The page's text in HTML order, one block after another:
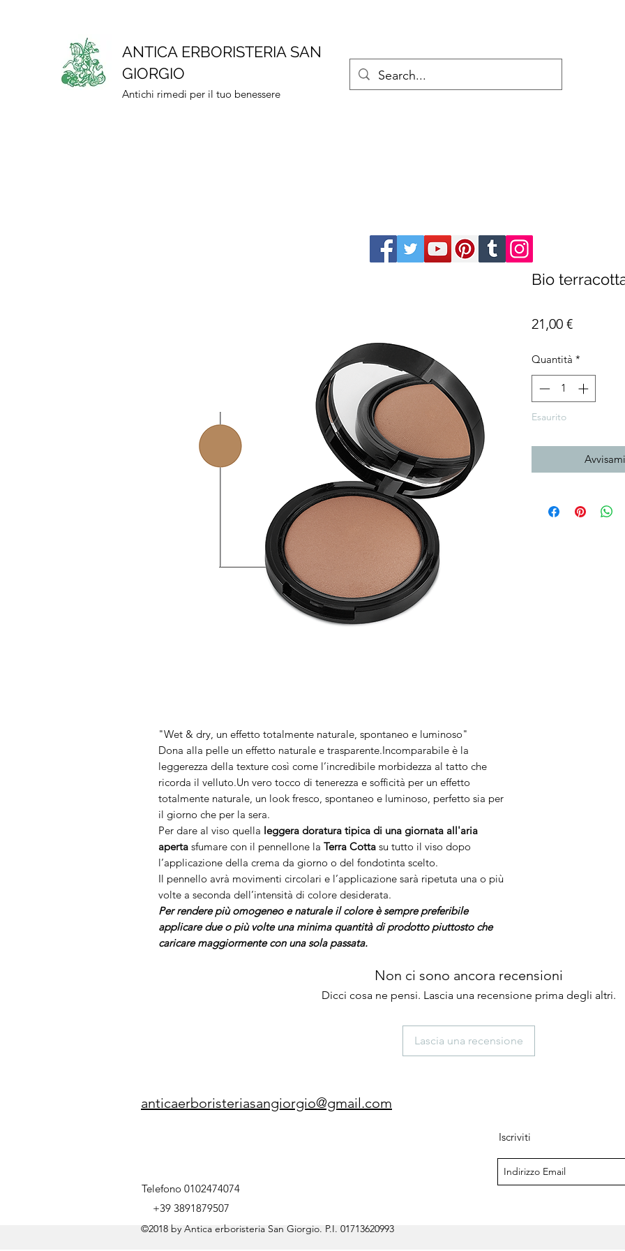
ANTICA ERBORISTERIA SAN
GIORGIO
Antichi rimedi per il tuo benessere
"Wet & dry, un effetto totalmente naturale, spontaneo e luminoso"
Dona alla pelle un effetto naturale e trasparente.Incomparabile è la
leggerezza della texture così come l’incredibile morbidezza al tatto che
ricorda il velluto.Un vero tocco di tenerezza e sofficità per un effetto
totalmente naturale, un look fresco, spontaneo e luminoso, perfetto sia per
il giorno che per la sera.
Per dare al viso quella leggera doratura tipica di una giornata all'aria
aperta sfumare con il pennellone la Terra Cotta su tutto il viso dopo
l’applicazione della crema da giorno o del fondotinta scelto.
Il pennello avrà movimenti circolari e l’applicazione sarà ripetuta una o più
volte a seconda dell’intensità di colore desiderata.
Per rendere più omogeneo e naturale il colore è sempre preferibile
applicare due o più volte una minima quantità di prodotto piuttosto che
caricare maggiormente con una sola passata.
Bio
21,00 €Prezzo
Quantità *
Esaurito
Non ci sono ancora recensioni
Dicci cosa ne pensi. Lascia una recensione prima degli altri.
Lascia una recensione
anticaerboristeriasangiorgio@gmail.com
Telefono 0102474074
+39 3891879507
Iscriviti
©2018 by Antica erboristeria San Giorgio. P.I. 01713620993